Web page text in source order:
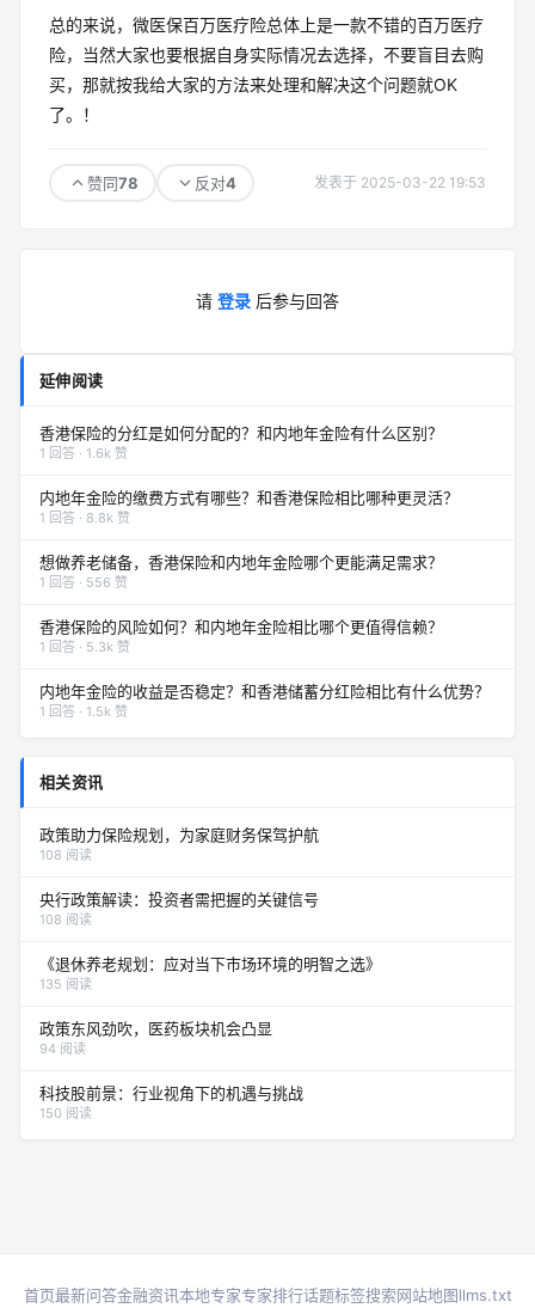
总的来说，微医保百万医疗险总体上是一款不错的百万医疗
险，当然大家也要根据自身实际情况去选择，不要盲目去购
买，那就按我给大家的方法来处理和解决这个问题就OK
了。！
赞同78 反对4 发表于 2025-03-22 19:53
请 登录 后参与回答
延伸阅读
香港保险的分红是如何分配的？和内地年金险有什么区别？
1 回答 · 1.6k 赞
内地年金险的缴费方式有哪些？和香港保险相比哪种更灵活？
1 回答 · 8.8k 赞
想做养老储备，香港保险和内地年金险哪个更能满足需求？
1 回答 · 556 赞
香港保险的风险如何？和内地年金险相比哪个更值得信赖？
1 回答 · 5.3k 赞
内地年金险的收益是否稳定？和香港储蓄分红险相比有什么优势？
1 回答 · 1.5k 赞
相关资讯
政策助力保险规划，为家庭财务保驾护航
108 阅读
央行政策解读：投资者需把握的关键信号
108 阅读
《退休养老规划：应对当下市场环境的明智之选》
135 阅读
政策东风劲吹，医药板块机会凸显
94 阅读
科技股前景：行业视角下的机遇与挑战
150 阅读
首页最新问答金融资讯本地专家专家排行话题标签搜索网站地图llms.txt